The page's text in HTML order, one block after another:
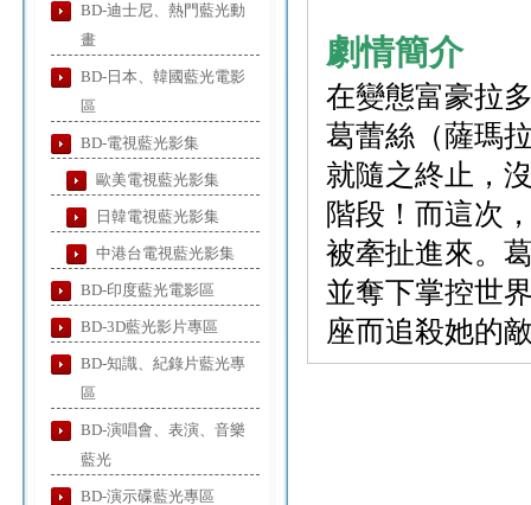
BD-迪士尼、熱門藍光動
畫
BD-日本、韓國藍光電影
區
BD-電視藍光影集
歐美電視藍光影集
日韓電視藍光影集
中港台電視藍光影集
BD-印度藍光電影區
BD-3D藍光影片專區
BD-知識、紀錄片藍光專
區
BD-演唱會、表演、音樂
藍光
BD-演示碟藍光專區
劇情簡介
在變態富豪拉
葛蕾絲（薩瑪
就隨之終止，
階段！而這次
被牽扯進來。
並奪下掌控世
座而追殺她的